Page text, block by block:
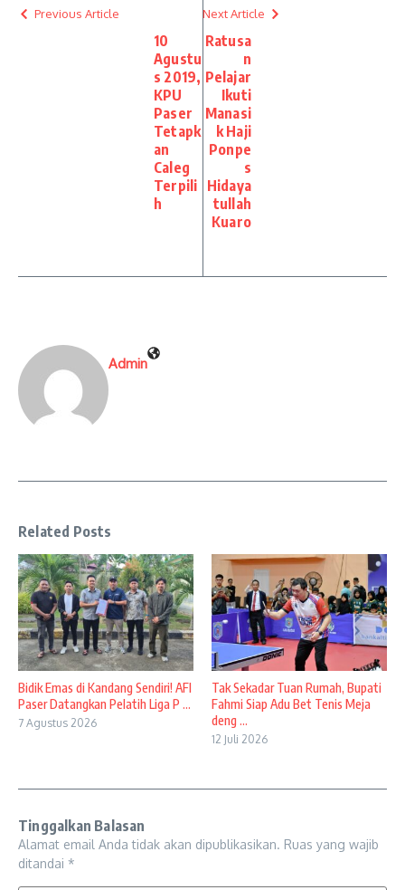
Previous Article
10
Agustu
s 2019,
KPU
Paser
Tetapk
an
Caleg
Terpili
h
Next Article
Ratusa
n
Pelajar
Ikuti
Manasi
k Haji
Ponpe
s
Hidaya
tullah
Kuaro
Admin
Related Posts
Bidik Emas di Kandang Sendiri! AFI
Paser Datangkan Pelatih Liga P ...
7 Agustus 2026
Tak Sekadar Tuan Rumah, Bupati
Fahmi Siap Adu Bet Tenis Meja
deng ...
12 Juli 2026
Tinggalkan Balasan
Alamat email Anda tidak akan dipublikasikan. Ruas yang wajib
ditandai *